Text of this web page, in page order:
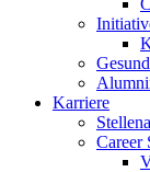
Karriere
Career